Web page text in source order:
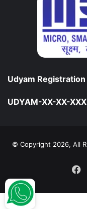
Udyam
UDYAM-XX-XX-XXX
© Copyright 2026, All